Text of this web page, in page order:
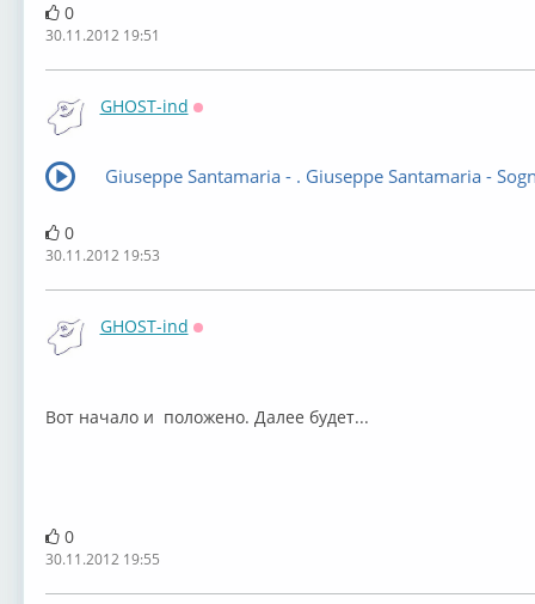
0
30.11.2012 19:51
GHOST-ind
Giuseppe Santamaria - . Giuseppe Santamaria -
0
30.11.2012 19:53
GHOST-ind
Вот начало и положено. Далее будет...
0
30.11.2012 19:55